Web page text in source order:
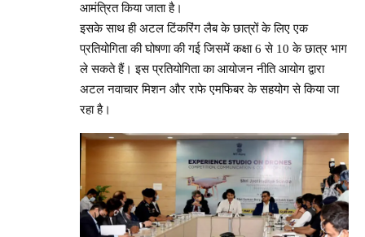
आमंत्रित किया जाता है।
इसके साथ ही अटल टिंकरिंग लैब के छात्रों के लिए एक
प्रतियोगिता की घोषणा की गई जिसमें कक्षा 6 से 10 के छात्र भाग
ले सकते हैं। इस प्रतियोगिता का आयोजन नीति आयोग द्वारा
अटल नवाचार मिशन और राफे एमफिबर के सहयोग से किया जा
रहा है।